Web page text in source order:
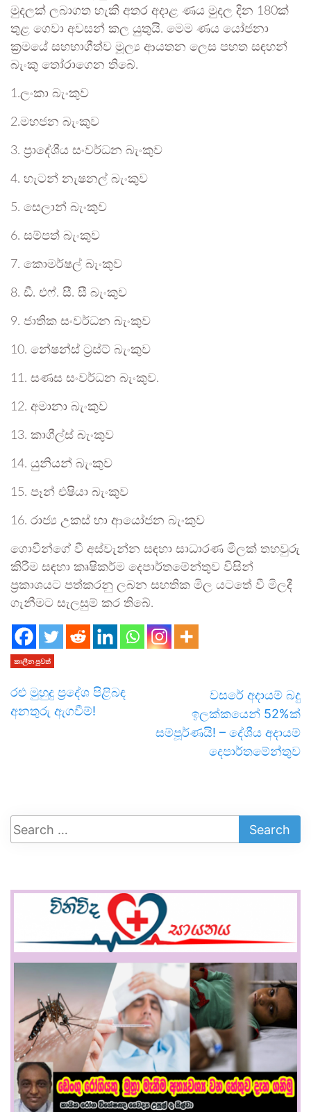
මුදලක් ලබාගත හැකි අතර අදාළ ණය මුදල දින 180ක්
තුළ ගෙවා අවසන් කල යුතුයි. මෙම ණය යෝජනා
ක්‍රමයේ සහභාගීත්ව මූල්‍ය ආයතන ලෙස පහත සඳහන්
බැංකු තෝරාගෙන තිබේ.
1.ලංකා බැංකුව
2.මහජන බැංකුව
3. ප්‍රාදේශීය සංවර්ධන බැංකුව
4. හැටන් නැෂනල් බැංකුව
5. සෙලාන් බැංකුව
6. සම්පත් බැංකුව
7. කොමර්ෂල් බැංකුව
8. ඩී. එෆ්. සී. සී බැංකුව
9. ජාතික සංවර්ධන බැංකුව
10. නේෂන්ස් ට්‍රස්ට් බැංකුව
11. සණස සංවර්ධන බැංකුව.
12. අමානා බැංකුව
13. කාගීල්ස් බැංකුව
14. යුනියන් බැංකුව
15. පෑන් එෂියා බැංකුව
16. රාජ්‍ය උකස් හා ආයෝජන බැංකුව
ගොවීන්ගේ වී අස්වැන්න සඳහා සාධාරණ මිලක් තහවුරු
කිරීම සඳහා කෘෂිකර්‌ම දෙපාර්තමේන්තුව විසින්
ප්‍රකාශයට පත්කරනු ලබන සහතික මිල යටතේ වී මිලදී
ගැනීමට සැලසුම් කර තිබේ.
කාලීන පුවත්
රළු මුහුදු ප්‍රදේශ පිළිබඳ
අනතුරු ඇගවීම්!
වසරේ අදායම් බදු
ඉලක්කයෙන් 52%ක්
සම්පූර්ණයි! – දේශීය අදායම්
දෙපාර්තමේන්තුව